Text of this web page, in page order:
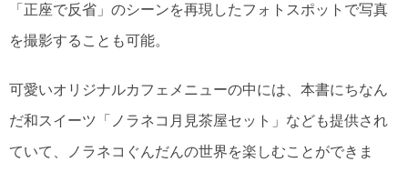
「正座で反省」のシーンを再現したフォトスポットで写真
を撮影することも可能。
可愛いオリジナルカフェメニューの中には、本書にちなん
だ和スイーツ「ノラネコ月見茶屋セット」なども提供され
ていて、ノラネコぐんだんの世界を楽しむことができま